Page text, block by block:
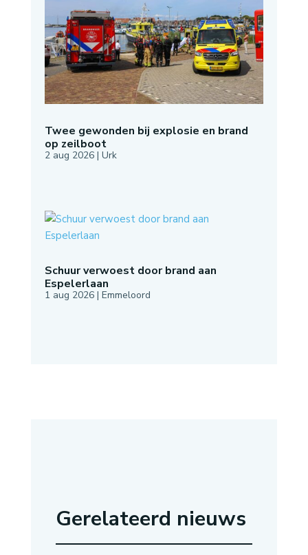
Twee gewonden bij explosie en brand
op zeilboot
2 aug 2026| Urk
Schuur verwoest door brand aan
Espelerlaan
1 aug 2026| Emmeloord
Gerelateerd nieuws